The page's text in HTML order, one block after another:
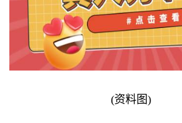
(资料图)